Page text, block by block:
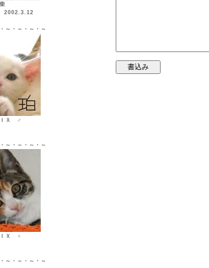
～・～・～・～
ＩＸ ♂
～・～・～・～
ＩＸ ♀
～・～・～・～